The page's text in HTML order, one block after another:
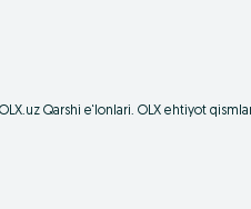
Qarshi e‘lonlari. OLX ehtiyot